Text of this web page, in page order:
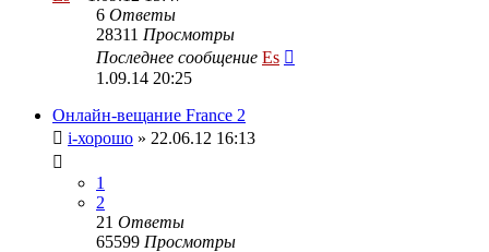
6 Ответы
28311 Просмотры
Последнее сообщение Es
1.09.14 20:25
Онлайн-вещание France 2
i-хорошо » 22.06.12 16:13
1
2
21 Ответы
65599 Просмотры